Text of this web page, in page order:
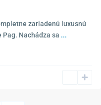
zariadenú luxusnú
Nachádza sa ...